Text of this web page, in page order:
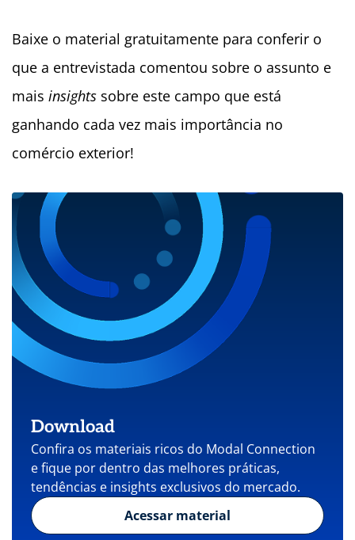
Baixe o material gratuitamente para conferir o
que a entrevistada comentou sobre o assunto e
mais insights sobre este campo que está
ganhando cada vez mais importância no
comércio exterior!
Download
Confira os materiais ricos do Modal Connection
e fique por dentro das melhores práticas,
tendências e insights exclusivos do mercado.
Acessar material